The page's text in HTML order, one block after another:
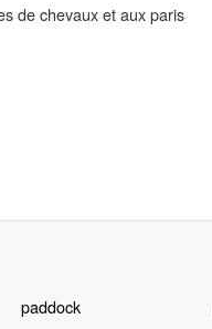
de chevaux et aux paris
paddock